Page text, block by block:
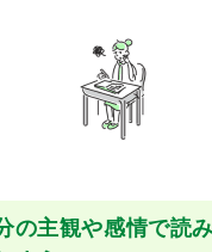
の主観や感情で読